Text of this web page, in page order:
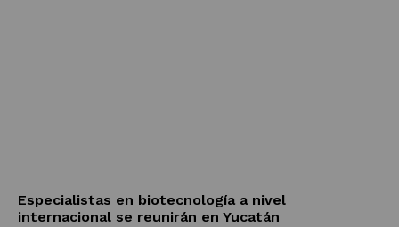
Especialistas en biotecnología a nivel
internacional se reunirán en Yucatán